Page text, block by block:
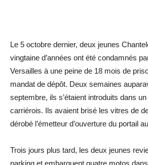
Le 5 octobre dernier, deux jeunes
vingtaine d’années ont été condamnés
Versailles à une peine de 18 mois de
mandat de dépôt. Deux semaines
septembre, ils s’étaient introduits dans
carriérois. Ils avaient brisé les vitres de
dérobé l’émetteur d’ouverture du portail
Trois jours plus tard, les deux jeunes
parking et embarquent quatre motos